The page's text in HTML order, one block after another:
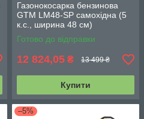
Газонокосарка бензинова
GTM LM48-SP самохідна (5
к.с., ширина 48 см)
Готово до відправки
12 824,05 ₴ 13 499 ₴
Купити
–5%